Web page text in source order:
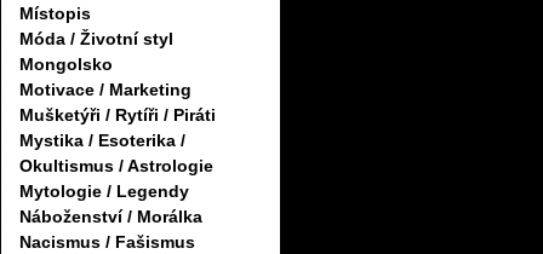
Místopis
Móda / Životní styl
Mongolsko
Motivace / Marketing
Mušketýři / Rytíři / Piráti
Mystika / Esoterika /
Okultismus / Astrologie
Mytologie / Legendy
Náboženství / Morálka
Nacismus / Fašismus